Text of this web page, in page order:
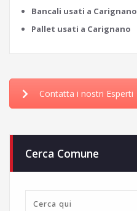
Bancali usati a Carignano
Pallet usati a Carignano
Contatta i nostri Esperti
Cerca Comune